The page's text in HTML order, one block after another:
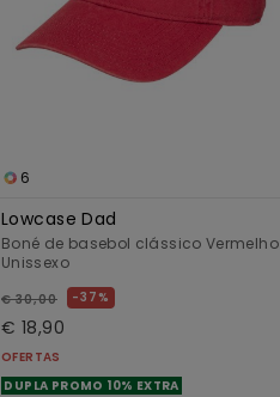
6
Lowcase Dad
Boné de basebol clássico Vermelho
Unissexo
€ 30,00 37%
€ 18,90
OFERTAS
DUPLA PROMO 10% EXTRA